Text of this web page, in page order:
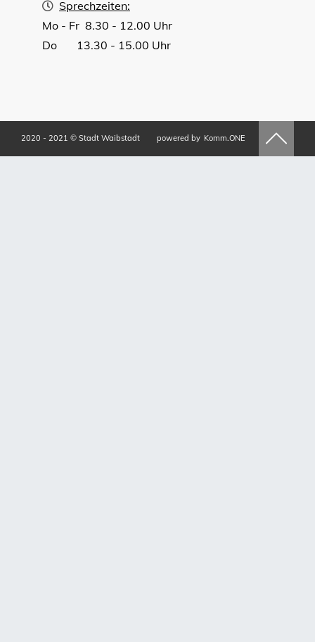
Sprechzeiten:
Mo - Fr 8.30 - 12.00 Uhr
Do 13.30 - 15.00 Uhr
2020 - 2021 © Stadt Waibstadt powered by Komm.ONE